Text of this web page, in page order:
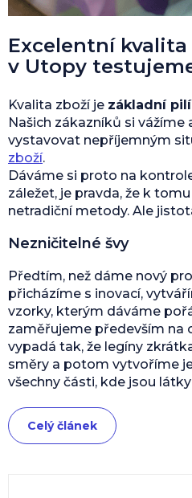
Excelentní
v Utopy
Kvalita zboží je základní
Našich zákazníků si vážíme
vystavovat nepříjemným
zboží.
Dáváme si proto na
záležet, je pravda, že k
netradiční metody. Ale
Nezničitelné švy
Předtím, než dáme nový
přicházíme s inovací,
vzorky, kterým dáváme
zaměřujeme především na
vypadá tak, že legíny
směry a potom vytvoříme
všechny části, kde jsou
Celý článek